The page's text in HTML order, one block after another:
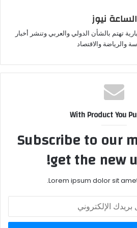
الساعة نيوز
تهتم بالشأن الدولي والعربي وتنشر أخبار
والرياضة والاقتصاد
With Product You
Subscribe to our
get the new
Lorem ipsum dolor sit